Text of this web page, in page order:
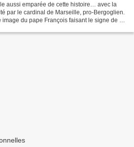
aussi emparée de cette histoire… avec la
par le cardinal de Marseille, pro-Bergoglien.
du pape François faisant le signe de la